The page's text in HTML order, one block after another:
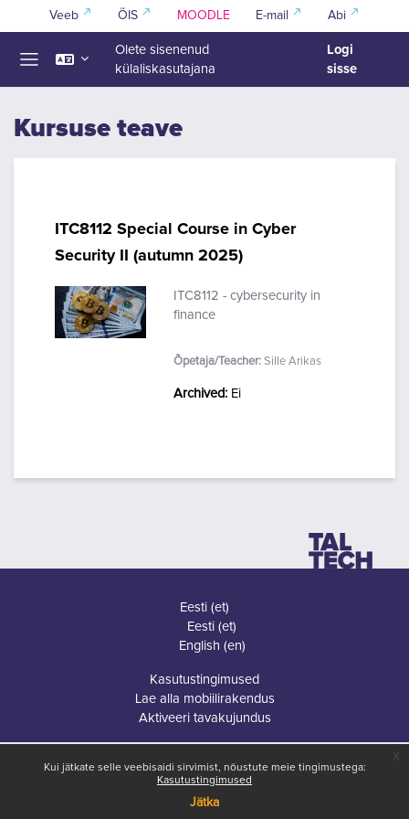
Jäta vahele peasisuni
Kui jätkate selle veebisaidi sirvimist, nõustute meie tingimustega:
Kasutustingimused
Jätka
Veeb ÕIS MOODLE E-mail Abi
Olete sisenenud
külaliskasutajana
Logi
sisse
Kursuse teave
ITC8112 Special Course in Cyber
Security II (autumn 2025)
ITC8112 - cybersecurity in
finance
Õpetaja/Teacher: Sille Arikas
Archived: Ei
Eesti ‎(et)‎
Eesti ‎(et)‎
English ‎(en)‎
Kasutustingimused
Lae alla mobiilirakendus
Aktiveeri tavakujundus